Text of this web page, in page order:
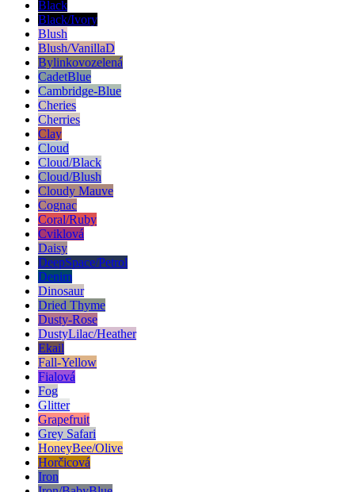
Black
Black/Ivory
Blush
Blush/VanillaD
Bylinkovozelená
CadetBlue
Cambridge-Blue
Cheries
Cherries
Clay
Cloud
Cloud/Black
Cloud/Blush
Cloudy Mauve
Cognac
Coral/Ruby
Cviklová
Daisy
DeepSpace/Petrol
Denim
Dinosaur
Dried Thyme
Dusty-Rose
DustyLilac/Heather
Ekail
Fall-Yellow
Fialová
Fog
Glitter
Grapefruit
Grey Safari
HoneyBee/Olive
Horčicová
Iron